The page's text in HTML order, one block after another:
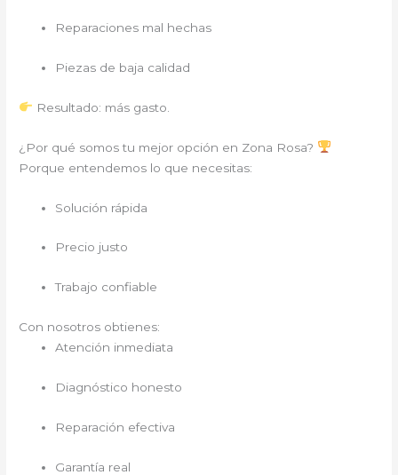
Reparaciones mal hechas
Piezas de baja calidad
Resultado: más gasto.
¿Por qué somos tu mejor opción en Zona Rosa?
Porque entendemos lo que necesitas:
Solución rápida
Precio justo
Trabajo confiable
Con nosotros obtienes:
Atención inmediata
Diagnóstico honesto
Reparación efectiva
Garantía real